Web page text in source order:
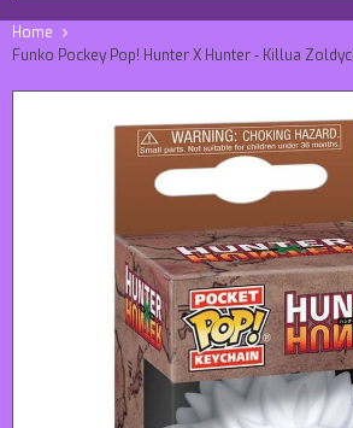
Home
Funko Pockey Pop! Hunter X Hunter - Killua